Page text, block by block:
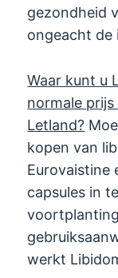
gezondheid
ongeacht de
Waar kunt u
normale
Letland?
kopen van
Eurovaistine
capsules in
werkt